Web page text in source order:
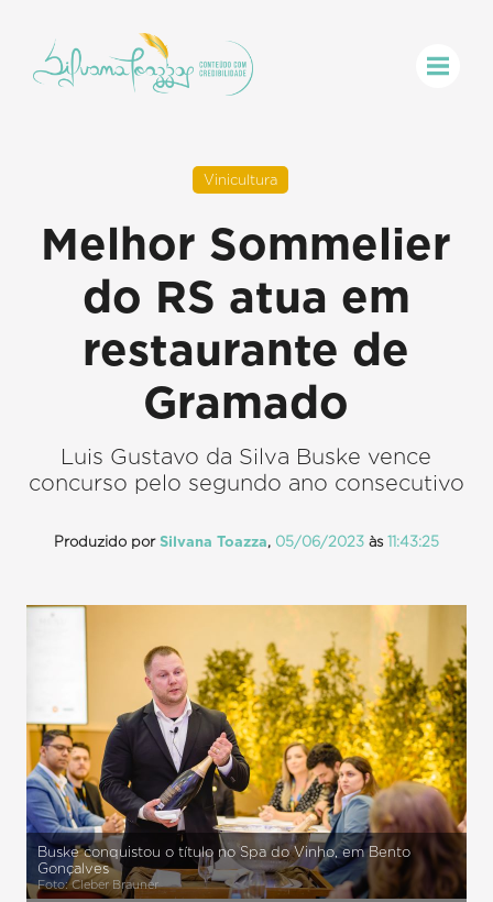
Vinicultura
Melhor Sommelier
do RS atua em
restaurante de
Gramado
Luis Gustavo da Silva Buske vence
concurso pelo segundo ano consecutivo
Produzido por Silvana Toazza, 05/06/2023às 11:43:25
Buske conquistou o título no Spa do Vinho, em Bento
Gonçalves
Foto: Cleber Brauner